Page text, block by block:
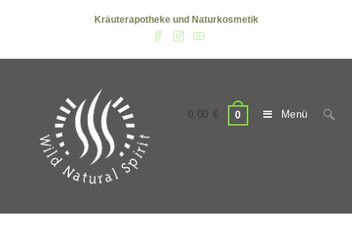
Kräuterapotheke und Naturkosmetik
0,00 € 0 Menü